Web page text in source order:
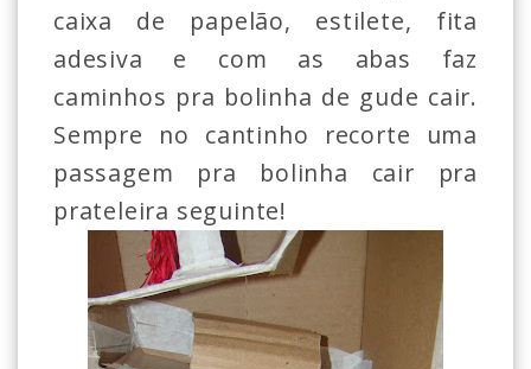
caixa de papelão, estilete, fita
adesiva e com as abas faz
caminhos pra bolinha de gude cair.
Sempre no cantinho recorte uma
passagem pra bolinha cair pra
prateleira seguinte!